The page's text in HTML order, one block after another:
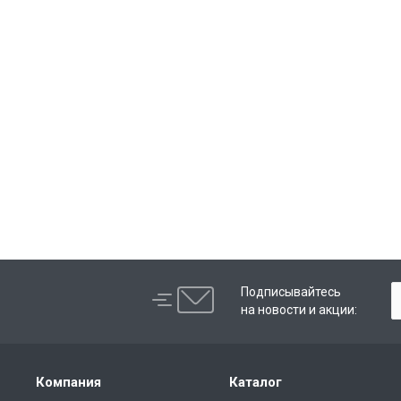
Подписывайтесь
на новости и акции:
Компания Каталог